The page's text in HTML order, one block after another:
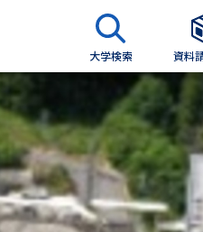
大学検索 資料
資料